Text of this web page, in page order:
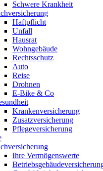
Schwere Krankheit
Haftpflicht
Unfall
Hausrat
Wohngebäude
Rechtsschutz
Auto
Reise
Drohnen
E-Bike & Co
Krankenversicherung
Zusatzversicherung
Pflegeversicherung
Ihre Vermögenswerte